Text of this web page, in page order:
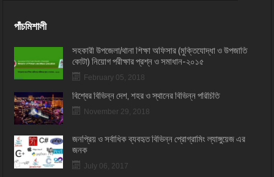
পাঁচমিশালী
সহকারী উপজেলা/থানা শিক্ষা অফিসার (মুক্তিযোদ্ধা ও উপজাতি
কোটা) নিয়োগ পরীক্ষার প্রশ্ন ও সমাধান-২০১৫
February 05, 2018
বিশ্বের বিভিন্ন দেশ, শহর ও স্থানের বিভিন্ন পরিচিতি
November 29, 2018
জনপ্রিয় ও সর্বাধিক ব্যবহৃত বিভিন্ন প্রোগ্রামিং ল্যাঙ্গুয়েজ এর
জনক
July 06, 2017